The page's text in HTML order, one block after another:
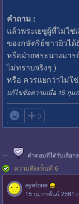
คำถาม :
แล้วพระเยซูผู้ที่ไม่ใช่
ของกษัตริย์ชาวยิวได้
หรือฝ่ายพระนางมา
ไม่ทราบจริงๆ )
หรือ ควรแยกว่าไม่ใ
แก้ไขข้อความเมื่อ 15 กุม
 0
คำตอบที่ได้รับเลือก
ความคิดเห็นที่ 6
eyefone
15 กุมภาพันธ์ 2561